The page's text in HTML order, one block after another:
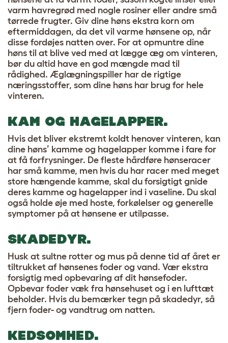
varm havregrød med nogle rosiner eller andre små
tørrede frugter. Giv dine høns ekstra korn om
eftermiddagen, da det vil varme hønsene op, når
disse fordøjes natten over. For at opmuntre dine
høns til at blive ved med at lægge æg om vinteren,
bør du altid have en god mængde mad til
rådighed. Æglægningspiller har de rigtige
næringsstoffer, som dine høns har brug for hele
vinteren.
KAM OG HAGELAPPER.
Hvis det bliver ekstremt koldt henover vinteren, kan
dine høns’ kamme og hagelapper komme i fare for
at få forfrysninger. De fleste hårdføre hønseracer
har små kamme, men hvis du har racer med meget
store hængende kamme, skal du forsigtigt gnide
deres kamme og hagelapper ind i vaseline. Du skal
også holde øje med hoste, forkølelser og generelle
symptomer på at hønsene er utilpasse.
SKADEDYR.
Husk at sultne rotter og mus på denne tid af året er
tiltrukket af hønsenes foder og vand. Vær ekstra
forsigtig med opbevaring af dit hønsefoder.
Opbevar foder væk fra hønsehuset og i en lufttæt
beholder. Hvis du bemærker tegn på skadedyr, så
fjern foder- og vandtrug om natten.
KEDSOMHED.